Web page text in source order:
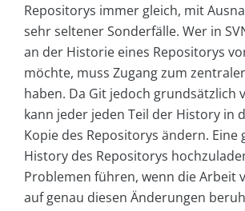
Repositorys immer gleich, mit
sehr seltener Sonderfälle. Wer in
an der Historie eines Repositorys
möchte, muss Zugang zum
haben. Da Git jedoch grundsätzlich
kann jeder jeden Teil der History in
Kopie des Repositorys ändern. Eine
History des Repositorys
Problemen führen, wenn die Arbeit
auf genau diesen Änderungen